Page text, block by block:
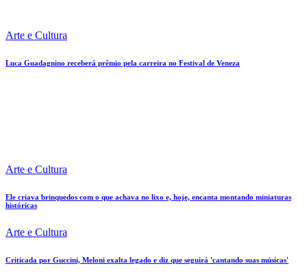
Arte e Cultura
Luca Guadagnino receberá prêmio pela carreira no Festival de Veneza
Arte e Cultura
Ele criava brinquedos com o que achava no lixo e, hoje, encanta montando miniaturas
históricas
Arte e Cultura
Criticada por Guccini, Meloni exalta legado e diz que seguirá 'cantando suas músicas'